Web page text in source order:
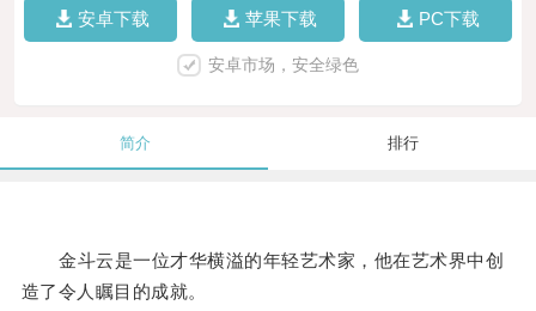
安卓下载 苹果下载 PC下载
安卓市场，安全绿色
简介 排行
金斗云是一位才华横溢的年轻艺术家，他在艺术界中创
造了令人瞩目的成就。